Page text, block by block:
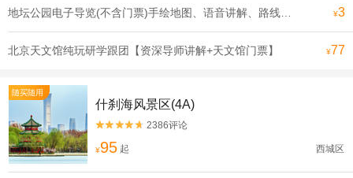
¥3
北京天文馆纯玩研学跟团【资深导师讲解+天文馆门票】 ¥77
随买随用
什刹海风景区(4A)

 2386评论
¥95 起 西城区